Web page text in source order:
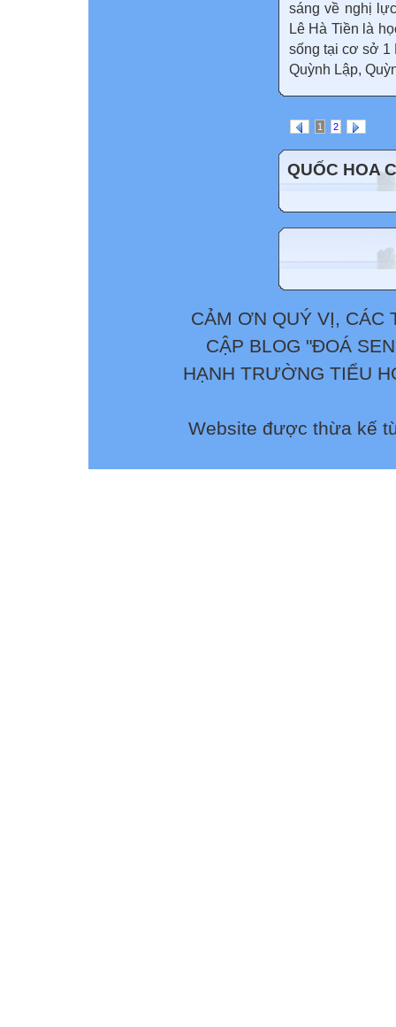
sáng về nghị
Lê Hà Tiền là
sống tại cơ sở 1
Quỳnh Lập,
1 2
QUỐC HOA
CẢM ƠN QUÝ VỊ, CÁC
CẬP BLOG "ĐOÁ
HẠNH TRƯỜNG TIỂU
Website được thừa kế